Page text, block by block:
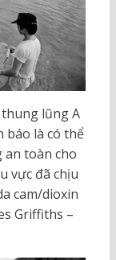
lũng A
báo là có thể
toàn cho
vực đã chịu
cam/dioxin
Griffiths –